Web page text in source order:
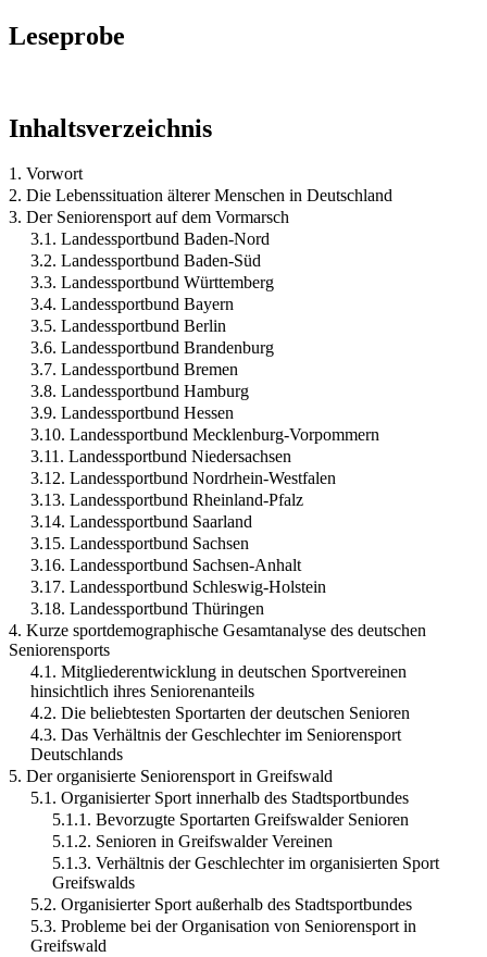
Leseprobe
Inhaltsverzeichnis
1. Vorwort
2. Die Lebenssituation älterer Menschen in Deutschland
3. Der Seniorensport auf dem Vormarsch
3.1. Landessportbund Baden-Nord
3.2. Landessportbund Baden-Süd
3.3. Landessportbund Württemberg
3.4. Landessportbund Bayern
3.5. Landessportbund Berlin
3.6. Landessportbund Brandenburg
3.7. Landessportbund Bremen
3.8. Landessportbund Hamburg
3.9. Landessportbund Hessen
3.10. Landessportbund Mecklenburg-Vorpommern
3.11. Landessportbund Niedersachsen
3.12. Landessportbund Nordrhein-Westfalen
3.13. Landessportbund Rheinland-Pfalz
3.14. Landessportbund Saarland
3.15. Landessportbund Sachsen
3.16. Landessportbund Sachsen-Anhalt
3.17. Landessportbund Schleswig-Holstein
3.18. Landessportbund Thüringen
4. Kurze sportdemographische Gesamtanalyse des deutschen
Seniorensports
4.1. Mitgliederentwicklung in deutschen Sportvereinen
hinsichtlich ihres Seniorenanteils
4.2. Die beliebtesten Sportarten der deutschen Senioren
4.3. Das Verhältnis der Geschlechter im Seniorensport
Deutschlands
5. Der organisierte Seniorensport in Greifswald
5.1. Organisierter Sport innerhalb des Stadtsportbundes
5.1.1. Bevorzugte Sportarten Greifswalder Senioren
5.1.2. Senioren in Greifswalder Vereinen
5.1.3. Verhältnis der Geschlechter im organisierten Sport
Greifswalds
5.2. Organisierter Sport außerhalb des Stadtsportbundes
5.3. Probleme bei der Organisation von Seniorensport in
Greifswald